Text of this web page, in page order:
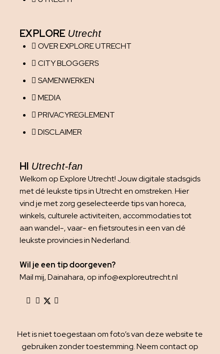
EXPLORE Utrecht
OVER EXPLORE UTRECHT
CITY BLOGGERS
SAMENWERKEN
MEDIA
PRIVACYREGLEMENT
DISCLAIMER
HI Utrecht-fan
Welkom op Explore Utrecht! Jouw digitale stadsgids
met dé leukste tips in Utrecht en omstreken. Hier
vind je met zorg geselecteerde tips van horeca,
winkels, culturele activiteiten, accommodaties tot
aan wandel-, vaar- en fietsroutes in een van dé
leukste provincies in Nederland.
Wil je een tip doorgeven?
Mail mij, Dainahara, op info@exploreutrecht.nl
Het is niet toegestaan om foto’s van deze website te
gebruiken zonder toestemming. Neem contact op